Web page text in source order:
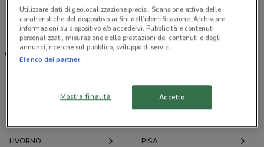
Tutti i negozi Arborea
Arborea, offerte e negozi
Offerte volantini e cataloghi per città nelle vicinanze
LIVORNO PISA
Utilizzare dati di geolocalizzazione precisi. Scansione attiva delle
caratteristiche del dispositivo ai fini dell’identificazione. Archiviare
informazioni su dispositivo e/o accedervi. Pubblicità e contenuti
personalizzati, misurazione delle prestazioni dei contenuti e degli
annunci, ricerche sul pubblico, sviluppo di servizi.
Elenco dei partner
Mostra finalità Accetto